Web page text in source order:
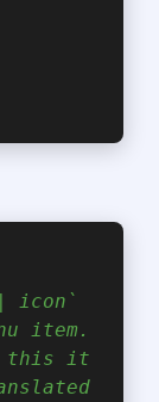
icon`
item.
this it